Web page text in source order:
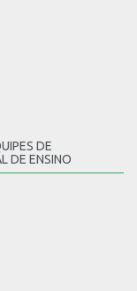
DE
DE ENSINO